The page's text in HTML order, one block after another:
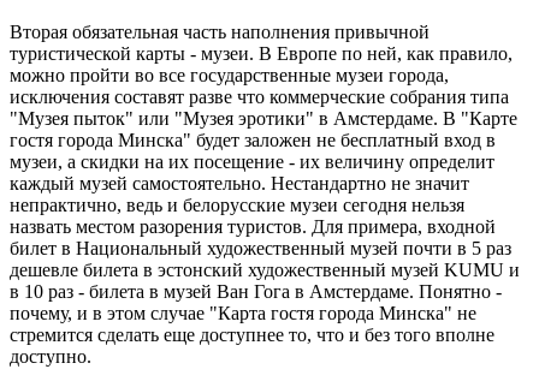
Вторая обязательная часть наполнения привычной
туристической карты - музеи. В Европе по ней, как правило,
можно пройти во все государственные музеи города,
исключения составят разве что коммерческие собрания типа
"Музея пыток" или "Музея эротики" в Амстердаме. В "Карте
гостя города Минска" будет заложен не бесплатный вход в
музеи, а скидки на их посещение - их величину определит
каждый музей самостоятельно. Нестандартно не значит
непрактично, ведь и белорусские музеи сегодня нельзя
назвать местом разорения туристов. Для примера, входной
билет в Национальный художественный музей почти в 5 раз
дешевле билета в эстонский художественный музей KUMU и
в 10 раз - билета в музей Ван Гога в Амстердаме. Понятно -
почему, и в этом случае "Карта гостя города Минска" не
стремится сделать еще доступнее то, что и без того вполне
доступно.